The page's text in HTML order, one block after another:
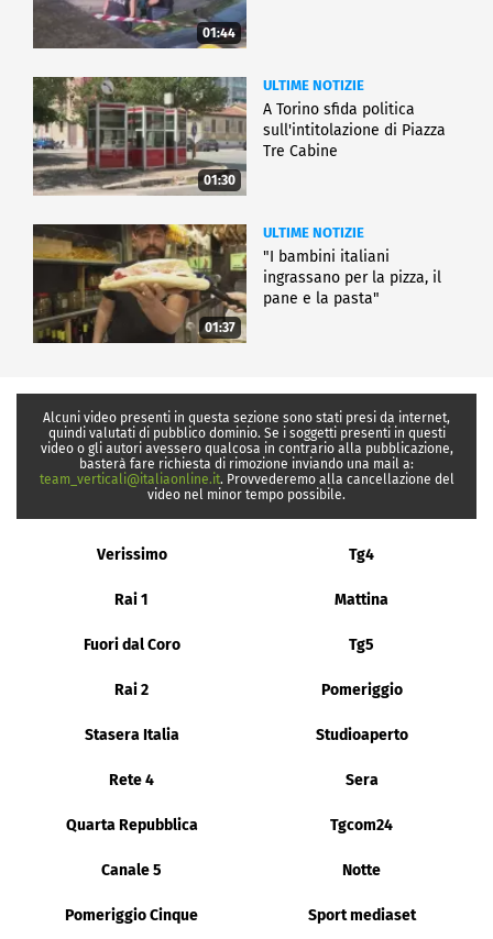
01:44
01:30
ULTIME NOTIZIE
A Torino sfida politica
sull'intitolazione di Piazza
Tre Cabine
01:37
ULTIME NOTIZIE
"I bambini italiani
ingrassano per la pizza, il
pane e la pasta"
Alcuni video presenti in questa sezione sono stati presi da internet,
quindi valutati di pubblico dominio. Se i soggetti presenti in questi
video o gli autori avessero qualcosa in contrario alla pubblicazione,
basterà fare richiesta di rimozione inviando una mail a:
team_verticali@italiaonline.it. Provvederemo alla cancellazione del
video nel minor tempo possibile.
Verissimo Tg4
Rai 1 Mattina
Fuori dal Coro Tg5
Rai 2 Pomeriggio
Stasera Italia Studioaperto
Rete 4 Sera
Quarta Repubblica Tgcom24
Canale 5 Notte
Pomeriggio Cinque Sport mediaset